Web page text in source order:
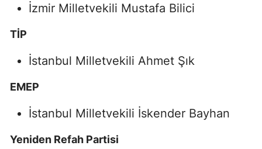
İzmir Milletvekili Mustafa Bilici
TİP
İstanbul Milletvekili Ahmet Şık
EMEP
İstanbul Milletvekili İskender Bayhan
Yeniden Refah Partisi